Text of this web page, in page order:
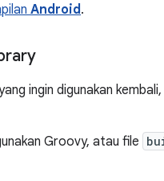
Android.
ingin digunakan
Groovy, atau file